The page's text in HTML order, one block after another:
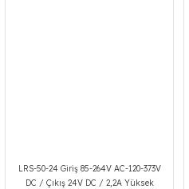
LRS-50-24 Giriş 85-264V AC-120-373V
DC / Çıkış 24V DC / 2,2A Yüksek